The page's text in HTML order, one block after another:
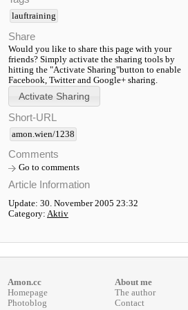
lauftraining
Share
Would you like to share this page with your
friends? Simply activate the sharing tools by
hitting the "Activate Sharing"button to enable
Facebook, Twitter and Google+ sharing.
Short-URL
amon.wien/1238
Comments
Go to comments
Article Information
Update: 30. November 2005 23:32
Category: Aktiv
Amon.cc
Homepage
Photoblog
About me
The author
Contact